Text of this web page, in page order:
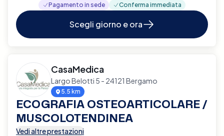
Pagamento in sede Conferma immediata
Scegli giorno e ora
CasaMedica
Largo Belotti 5 - 24121 Bergamo
5.5 km
ECOGRAFIA OSTEOARTICOLARE /
MUSCOLOTENDINEA
Vedi altre prestazioni